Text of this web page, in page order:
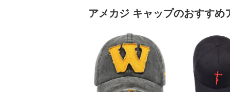
アメカジ キャップのおすすめ